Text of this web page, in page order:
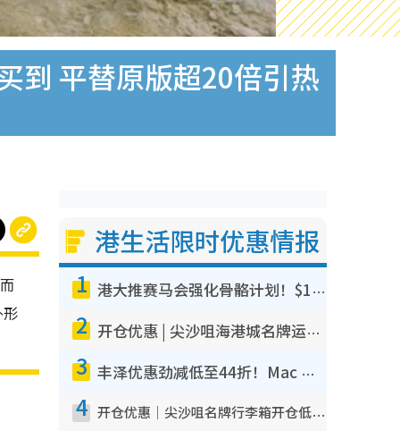
到 平替原版超20倍引热
港生活限时优惠情报
1 港大推赛马会强化骨骼计划！$100骨质密度X光检查 完成免费运动训练送超市礼券！附参加资格
2 开仓优惠 | 尖沙咀海港城名牌运动鞋开仓低至1折！On鞋$899起/Joy&Peace鞋履$98起
3 丰泽优惠劲减低至44折！Mac mini/iPhone 17 Pro大减价！厨房家电$220起
4 开仓优惠｜尖沙咀名牌行李箱开仓低至4折！一连5日 American Tourister/ace./Hallmark $200起